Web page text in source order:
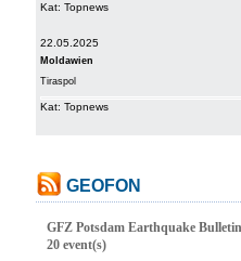
Kat: Topnews
22.05.2025
Moldawien
Tiraspol
Kat: Topnews
GEOFON
GFZ Potsdam Earthquake
20 event(s)